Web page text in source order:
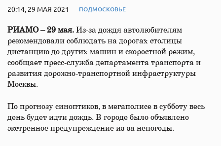
20:14, 29 МАЯ 2021 ПОДМОСКОВЬЕ
РИАМО – 29 мая. Из-за дождя автолюбителям
рекомендовали соблюдать на дорогах столицы
дистанцию до других машин и скоростной режим,
сообщает пресс-служба департамента транспорта и
развития дорожно-транспортной инфраструктуры
Москвы.
По прогнозу синоптиков, в мегаполисе в субботу весь
день будет идти дождь. В городе было объявлено
экстренное предупреждение из-за непогоды.